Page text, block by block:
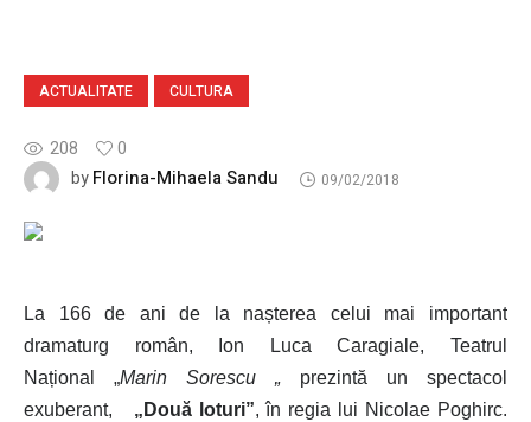
ACTUALITATE CULTURA
208
0
byFlorina-Mihaela Sandu 09/02/2018
La 166 de ani de la nașterea celui mai important
dramaturg român, Ion Luca Caragiale, Teatrul
Național „Marin Sorescu „ prezintă un spectacol
exuberant, „Două loturi”, în regia lui Nicolae Poghirc.